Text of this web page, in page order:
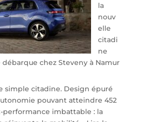
la
nouv
elle
citadi
ne
débarque chez Steveny à Namur
simple citadine. Design épuré
pouvant atteindre 452
performance imbattable : la